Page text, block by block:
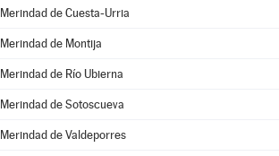
Merindad de Cuesta-Urria
Merindad de Montija
Merindad de Río Ubierna
Merindad de Sotoscueva
Merindad de Valdeporres